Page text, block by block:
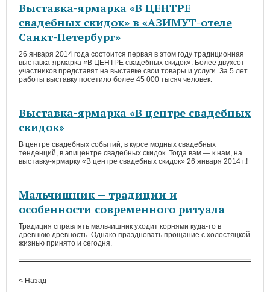
Выставка-ярмарка «В ЦЕНТРЕ
свадебных скидок» в «АЗИМУТ-отеле
Санкт-Петербург»
26 января 2014 года состоится первая в этом году традиционная
выставка-ярмарка «В ЦЕНТРЕ свадебных скидок». Более двухсот
участников представят на выставке свои товары и услуги. За 5 лет
работы выставку посетило более 45 000 тысяч человек.
Выставка-ярмарка «В центре свадебных
скидок»
В центре свадебных событий, в курсе модных свадебных
тенденций, в эпицентре свадебных скидок. Тогда вам — к нам, на
выставку-ярмарку «В центре свадебных скидок» 26 января 2014 г.!
Мальчишник — традиции и
особенности современного ритуала
Традиция справлять мальчишник уходит корнями куда-то в
древнюю древность. Однако праздновать прощание с холостяцкой
жизнью принято и сегодня.
< Назад